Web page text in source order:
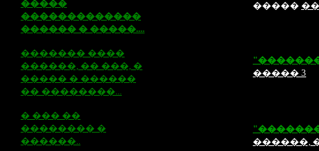
�����
�������������
������ � �����....
������� ����
������, �� ���, �
����� � ������
�� ��������...
� ��� ��
�������� �
������..
�����
����� 3
������,